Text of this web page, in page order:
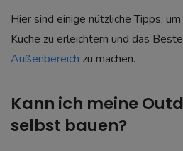
Hier sind einige nützliche Tipps,
Küche zu erleichtern und das
Außenbereich zu machen.
Kann ich meine
selbst bauen?